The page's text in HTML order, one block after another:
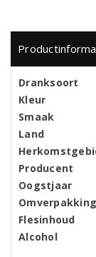
Dranksoort
Kleur
Smaak
Land
Producent
Oogstjaar
Omverpakking
Flesinhoud
Alcohol